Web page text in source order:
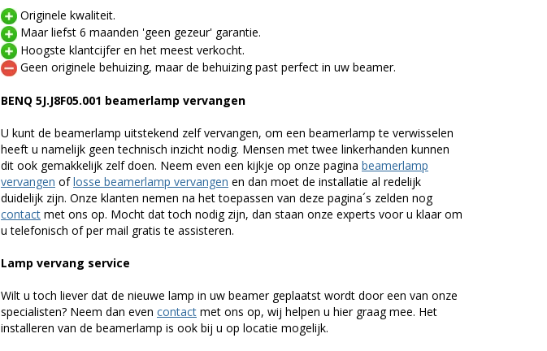
Originele kwaliteit.
Maar liefst 6 maanden 'geen gezeur' garantie.
Hoogste klantcijfer en het meest verkocht.
Geen originele behuizing, maar de behuizing past perfect in uw beamer.
BENQ 5J.J8F05.001 beamerlamp vervangen
U kunt de beamerlamp uitstekend zelf vervangen, om een beamerlamp te verwisselen
heeft u namelijk geen technisch inzicht nodig. Mensen met twee linkerhanden kunnen
dit ook gemakkelijk zelf doen. Neem even een kijkje op onze pagina beamerlamp
vervangen oflosse beamerlamp vervangen en dan moet de installatie al redelijk
duidelijk zijn. Onze klanten nemen na het toepassen van deze pagina´s zelden nog
contact met ons op. Mocht dat toch nodig zijn, dan staan onze experts voor u klaar om
u telefonisch of per mail gratis te assisteren.
Lamp vervang service
Wilt u toch liever dat de nieuwe lamp in uw beamer geplaatst wordt door een van onze
specialisten? Neem dan even contact met ons op, wij helpen u hier graag mee. Het
installeren van de beamerlamp is ook bij u op locatie mogelijk.